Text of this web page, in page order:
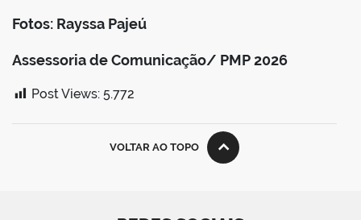
Fotos: Rayssa Pajeú
Assessoria de Comunicação/ PMP 2026
Post Views: 5.772
VOLTAR AO TOPO